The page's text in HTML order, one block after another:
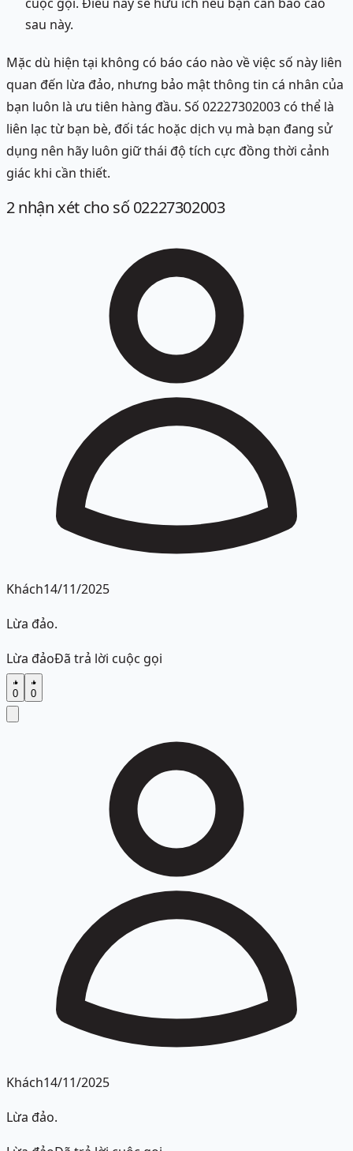
sau này.
Mặc dù hiện tại không có báo cáo nào về việc số này liên
quan đến lừa đảo, nhưng bảo mật thông tin cá nhân của
bạn luôn là ưu tiên hàng đầu. Số 02227302003 có thể là
liên lạc từ bạn bè, đối tác hoặc dịch vụ mà bạn đang sử
dụng nên hãy luôn giữ thái độ tích cực đồng thời cảnh
giác khi cần thiết.
2nhận xét cho số 02227302003
Khách14/11/2025
Lừa đảo.
Lừa đảoĐã trả lời cuộc gọi
0 0
Khách14/11/2025
Lừa đảo.